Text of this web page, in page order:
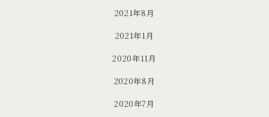
2021年8月
2021年1月
2020年11月
2020年8月
2020年7月